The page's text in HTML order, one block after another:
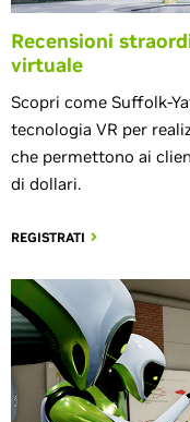
Recensioni
virtuale
Scopri come Suffolk-
tecnologia VR per
che permettono ai
di dollari.
REGISTRATI